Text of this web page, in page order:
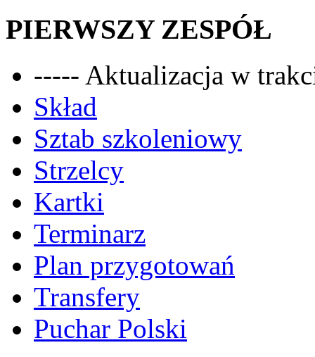
PIERWSZY ZESPÓŁ
----- Aktualizacja w
Skład
Sztab szkoleniowy
Strzelcy
Kartki
Terminarz
Plan przygotowań
Transfery
Puchar Polski